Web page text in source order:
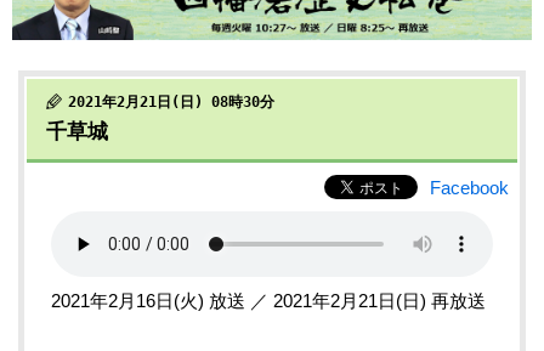
2021年2月21日(日) 08時30分
千草城
Facebook
2021年2月16日(火) 放送 ／ 2021年2月21日(日) 再放送